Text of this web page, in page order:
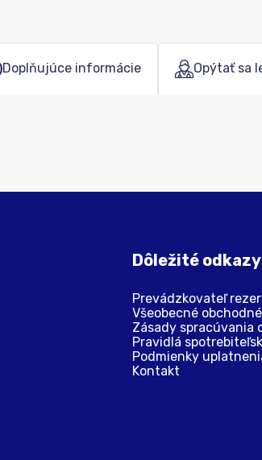
Doplňujúce informácie Opýtať sa
Dôležité odkazy
Prevádzkovateľ
Všeobecné
Zásady spracúvania
Pravidlá
Podmienky
Kontakt